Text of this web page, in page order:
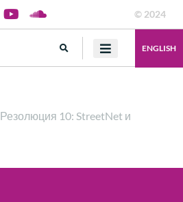
© 2024
ENGLISH
Резолюция 10: StreetNet и